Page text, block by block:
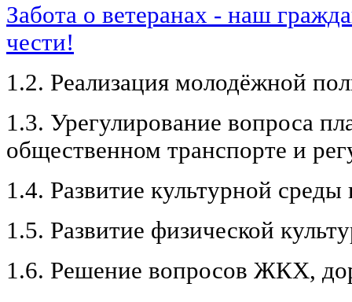
Забота о ветеранах - наш
чести!
1.2. Реализация молодёжной
1.3. Урегулирование вопроса
общественном транспорте и
1.4. Развитие культурной среды
1.5. Развитие физической
1.6. Решение вопросов ЖКХ,